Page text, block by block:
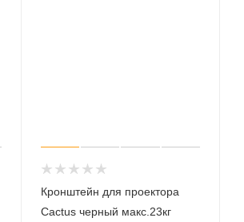
Кронштейн для проектора
Cactus черный макс.23кг